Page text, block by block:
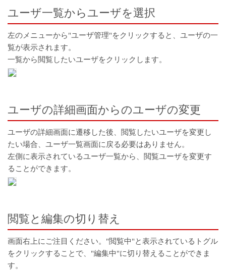
ユーザ一覧からユーザを選択
左のメニューから"ユーザ管理"をクリックすると、ユーザの一
覧が表示されます。
一覧から閲覧したいユーザをクリックします。
ユーザの詳細画面からのユーザの変更
ユーザの詳細画面に遷移した後、閲覧したいユーザを変更し
たい場合、ユーザ一覧画面に戻る必要はありません。
左側に表示されているユーザ一覧から、閲覧ユーザを変更す
ることができます。
閲覧と編集の切り替え
画面右上にご注目ください。"閲覧中"と表示されているトグル
をクリックすることで、"編集中"に切り替えることができま
す。